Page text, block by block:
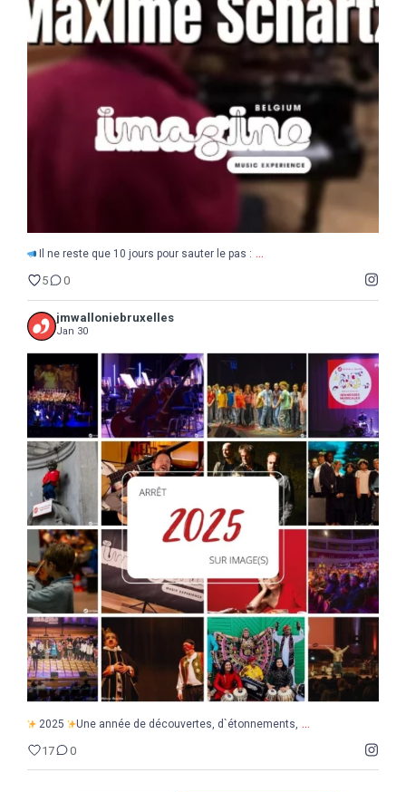
Il ne reste que 10 jours pour sauter le pas :
5
Il ne reste que 10 jours pour sauter le pas : ...
5 0
jmwalloniebruxelles
Jan 30
2025 Une année de découvertes, d`étonnements, ...
2025 Une année de découvertes, d`étonnements, ...
17 0